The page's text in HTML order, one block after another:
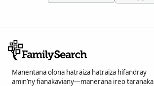
Manentana olona hatraiza hatraiza hifandray
amin’ny fianakaviany—manerana ireo taranaka